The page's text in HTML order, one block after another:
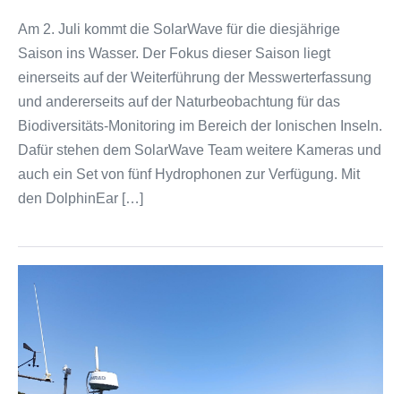
Am 2. Juli kommt die SolarWave für die diesjährige
Saison ins Wasser. Der Fokus dieser Saison liegt
einerseits auf der Weiterführung der Messwerterfassung
und andererseits auf der Naturbeobachtung für das
Biodiversitäts-Monitoring im Bereich der Ionischen Inseln.
Dafür stehen dem SolarWave Team weitere Kameras und
auch ein Set von fünf Hydrophonen zur Verfügung. Mit
den DolphinEar […]
einmal
anders
gerechnet